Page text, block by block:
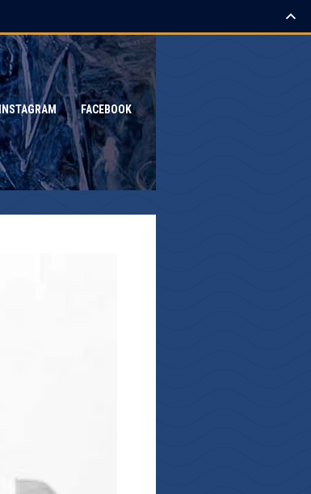
INSTAGRAM FACEBOOK